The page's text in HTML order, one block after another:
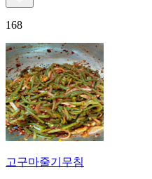
168
고구마줄기무침